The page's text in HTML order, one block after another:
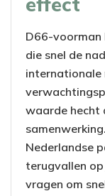
D66-voorman
die snel de
internationale
waarde hecht
Nederlandse
terugvallen
vragen om